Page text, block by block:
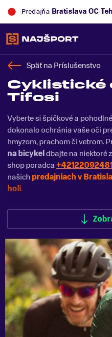
Predajňa Bratislava OC
Späť na Príslušenstvo
Cyklistické
Tifosi
Vyberte si špičkové a pohodlné
dokonalo ochránia vaše oči
hmyzom, prachom či vetrom.
na bicykeldbajte na niektoré
shop poradca
našich predajniach v
holi.